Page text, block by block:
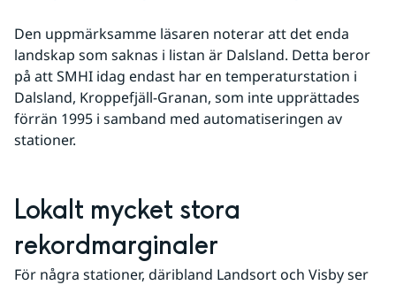
Den uppmärksamme läsaren noterar att det enda
landskap som saknas i listan är Dalsland. Detta beror
på att SMHI idag endast har en temperaturstation i
Dalsland, Kroppefjäll-Granan, som inte upprättades
förrän 1995 i samband med automatiseringen av
stationer.
Lokalt mycket stora
rekordmarginaler
För några stationer, däribland Landsort och Visby ser